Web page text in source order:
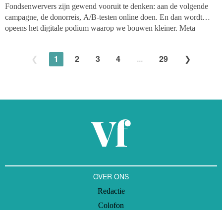
Fondsenwervers zijn gewend vooruit te denken: aan de volgende
campagne, de donorreis, A/B-testen online doen. En dan wordt
opeens het digitale podium waarop we bouwen kleiner. Meta
politieke reclame (TTPA), het volgende aan: vanaf 6 oktober 2025
worden in de Europese Unie geen betaalde advertenties meer
1 2 3 4 ... 29
OVER ONS
Redactie
Colofon